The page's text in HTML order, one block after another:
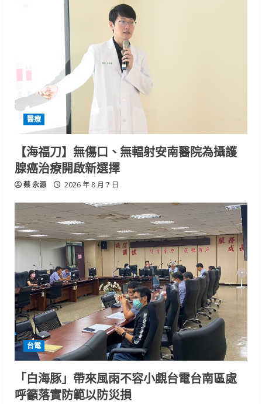
醫療
【海福刀】無傷口、無輻射安南醫院為攝護
腺癌治療開啟新選擇
蔡 永源 2026 年 8 月 7 日
台電
「白海豚」帶來風雨不容小覷台電台南區處
呼籲落實防範以防災損